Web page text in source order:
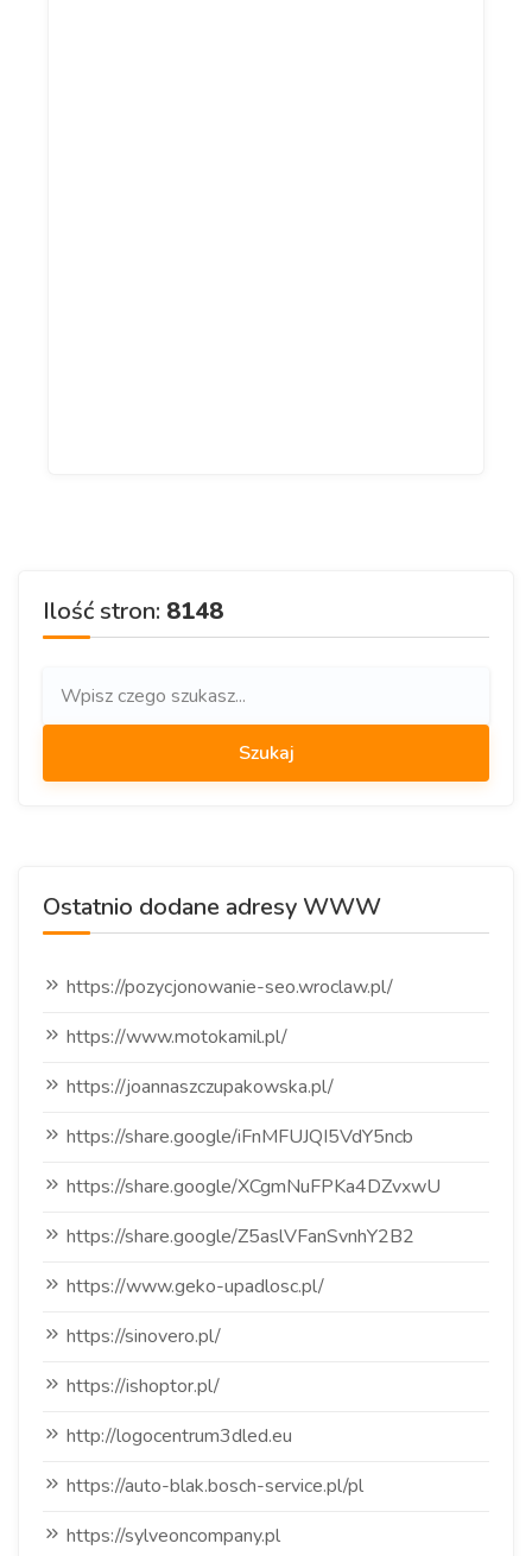
Ilość stron: 8148
Ostatnio dodane adresy WWW
https://pozycjonowanie-seo.wroclaw.pl/
https://www.motokamil.pl/
https://joannaszczupakowska.pl/
https://share.google/iFnMFUJQI5VdY5ncb
https://share.google/XCgmNuFPKa4DZvxwU
https://share.google/Z5aslVFanSvnhY2B2
https://www.geko-upadlosc.pl/
https://sinovero.pl/
https://ishoptor.pl/
http://logocentrum3dled.eu
https://auto-blak.bosch-service.pl/pl
https://sylveoncompany.pl